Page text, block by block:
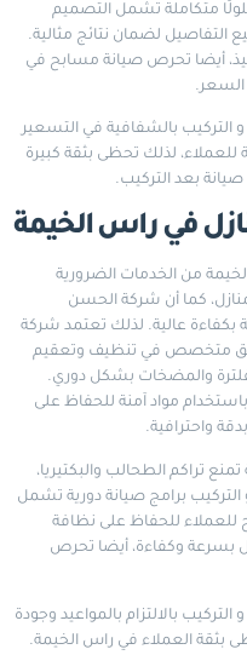
متكاملة تشمل التصميم
التفاصيل لضمان نتائج مثالية.
أيضا تحرص صيانة مسابح في
السعر.
التركيب بالشفافية في التسعير
للعملاء، لذلك تحظى بثقة كبيرة
بعد التركيب.
في راس الخيمة
من الخدمات الضرورية
كما أن شركة الحسن
بكفاءة عالية. لذلك تعتمد شركة
متخصص في تنظيف وتعقيم
والمضخات بشكل دوري.
مواد آمنة للحفاظ على
واحترافية.
تراكم الطحالب والبكتيريا،
برامج صيانة دورية تشمل
للعملاء للحفاظ على نظافة
بسرعة وكفاءة، أيضا تحرص
بالالتزام بالمواعيد وجودة
بثقة العملاء في راس الخيمة.